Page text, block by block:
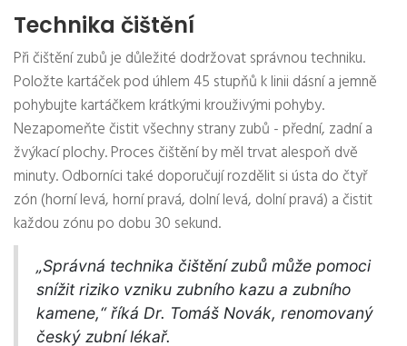
Technika čištění
Při čištění zubů je důležité dodržovat správnou techniku.
Položte kartáček pod úhlem 45 stupňů k linii dásní a jemně
pohybujte kartáčkem krátkými krouživými pohyby.
Nezapomeňte čistit všechny strany zubů - přední, zadní a
žvýkací plochy. Proces čištění by měl trvat alespoň dvě
minuty. Odborníci také doporučují rozdělit si ústa do čtyř
zón (horní levá, horní pravá, dolní levá, dolní pravá) a čistit
každou zónu po dobu 30 sekund.
„Správná technika čištění zubů může pomoci
snížit riziko vzniku zubního kazu a zubního
kamene,“ říká Dr. Tomáš Novák, renomovaný
český zubní lékař.